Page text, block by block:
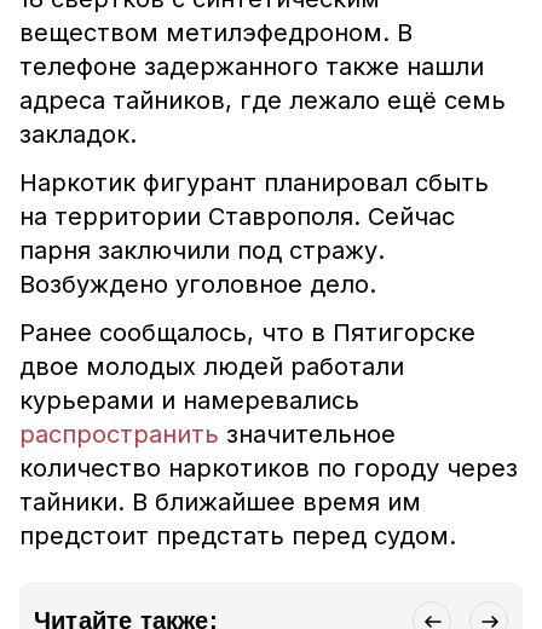
веществом метилэфедроном. В
телефоне задержанного также нашли
адреса тайников, где лежало ещё семь
закладок.
Наркотик фигурант планировал сбыть
на территории Ставрополя. Сейчас
парня заключили под стражу.
Возбуждено уголовное дело.
Ранее сообщалось, что в Пятигорске
двое молодых людей работали
курьерами и намеревались
распространить значительное
количество наркотиков по городу через
тайники. В ближайшее время им
предстоит предстать перед судом.
Читайте также: